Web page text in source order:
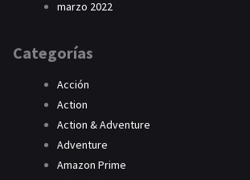
marzo 2022
Categorías
Acción
Action
Action & Adventure
Adventure
Amazon Prime